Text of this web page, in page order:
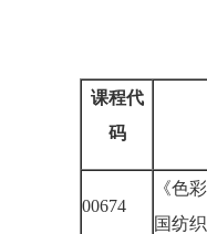
课程代
码
00674
《色
国纺